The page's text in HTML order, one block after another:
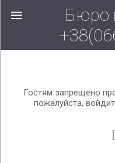
Бюро
Гостям запрещено
пожалуйста,
[